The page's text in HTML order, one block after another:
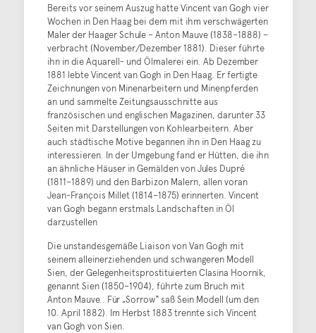
Bereits vor seinem Auszug hatte Vincent van Gogh vier
Wochen in Den Haag bei dem mit ihm verschwägerten
Maler der Haager Schule – Anton Mauve (1838–1888) –
verbracht (November/Dezember 1881). Dieser führte
ihn in die Aquarell- und Ölmalerei ein. Ab Dezember
1881 lebte Vincent van Gogh in Den Haag. Er fertigte
Zeichnungen von Minenarbeitern und Minenpferden
an und sammelte Zeitungsausschnitte aus
französischen und englischen Magazinen, darunter 33
Seiten mit Darstellungen von Kohlearbeitern. Aber
auch städtische Motive begannen ihn in Den Haag zu
interessieren. In der Umgebung fand er Hütten, die ihn
an ähnliche Häuser in Gemälden von Jules Dupré
(1811–1889) und den Barbizon Malern, allen voran
Jean-François Millet (1814–1875) erinnerten. Vincent
van Gogh begann erstmals Landschaften in Öl
darzustellen
Die unstandesgemäße Liaison von Van Gogh mit
seinem alleinerziehenden und schwangeren Modell
Sien, der Gelegenheitsprostituierten Clasina Hoornik,
genannt Sien (1850–1904), führte zum Bruch mit
Anton Mauve.. Für „Sorrow“ saß Sein Modell (um den
10. April 1882). Im Herbst 1883 trennte sich Vincent
van Gogh von Sien.